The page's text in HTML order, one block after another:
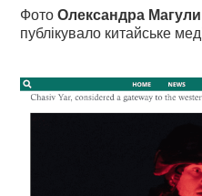
ФотоОлександра Магули
публікувало китайське